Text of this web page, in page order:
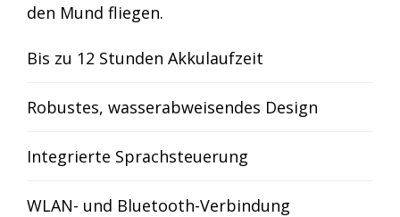
den Mund fliegen.
Bis zu 12 Stunden Akkulaufzeit
Robustes, wasserabweisendes Design
Integrierte Sprachsteuerung
WLAN- und Bluetooth-Verbindung